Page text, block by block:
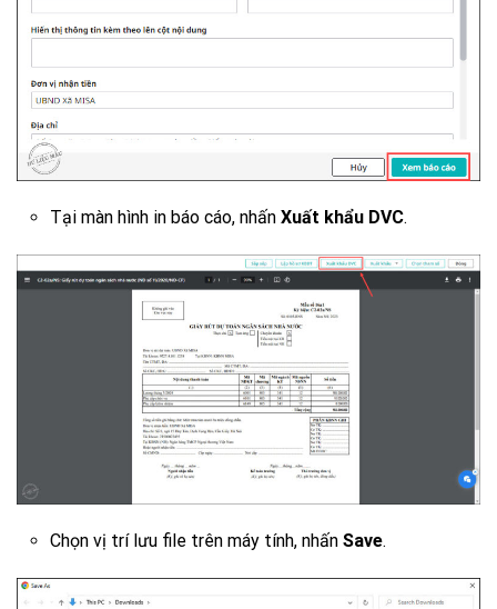
Tại màn hình in báo cáo, nhấn Xuất khẩu DVC.
Chọn vị trí lưu file trên máy tính, nhấn Save.